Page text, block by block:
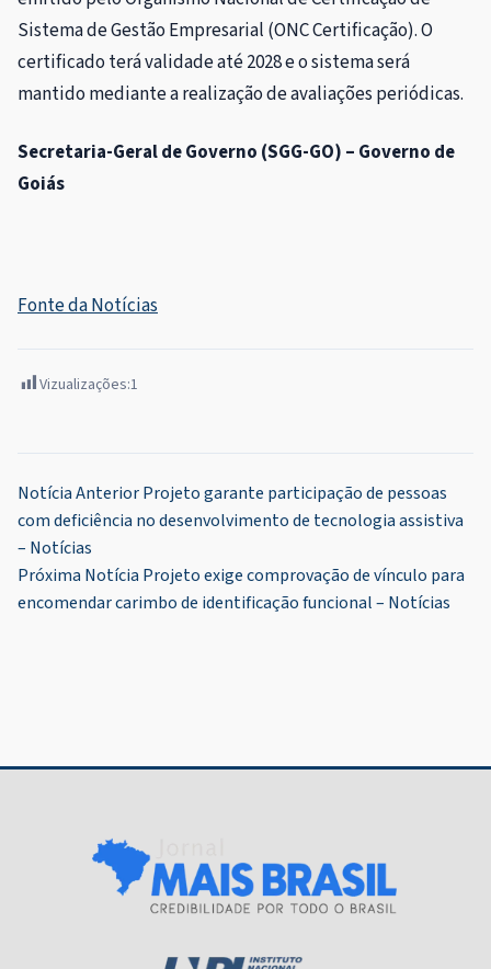
Sistema de Gestão Empresarial (ONC Certificação). O
certificado terá validade até 2028 e o sistema será
mantido mediante a realização de avaliações periódicas.
Secretaria-Geral de Governo (SGG-GO) – Governo de
Goiás
Fonte da Notícias
Vizualizações:1
Navegação
de
Post
Notícia AnteriorProjeto garante participação de pessoas
com deficiência no desenvolvimento de tecnologia assistiva
– Notícias
Próxima Notícia Projeto exige comprovação de vínculo para
encomendar carimbo de identificação funcional – Notícias